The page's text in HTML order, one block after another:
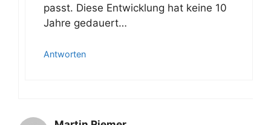
passt. Diese Entwicklung hat keine 10
Jahre gedauert…
Antworten